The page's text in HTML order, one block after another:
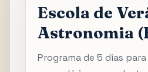
Escola de
Astronomia
Programa de 5 dias